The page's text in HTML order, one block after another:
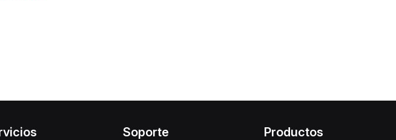
Soporte Productos